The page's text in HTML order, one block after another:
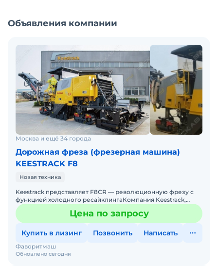
Объявления компании
Москва и ещё 34 города
Дорожная фреза (фрезерная машина)
KEESTRACK F8
Новая техника
Keestrack представляет F8CR — революционную фрезу с
функцией холодного ресайклингаКомпания Keestrack,
признанный лидер в производстве мобильного дробильно
Цена по запросу
Купить в лизинг Позвонить Написать
Обновлено сегодня
Фаворитмаш